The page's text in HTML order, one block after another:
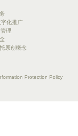
化推广
理
原创概念
Protection Policy